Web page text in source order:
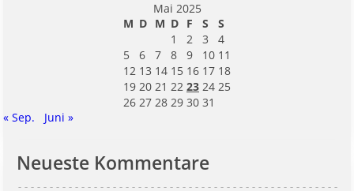
Mai 2025
M D M D F S
S
1
2 3
4
5
6 7 8 9 10 11
12 13 14 15 16 17 18
19 20 21 22 23 24 25
26 27 28 29 30 31
« Sep.
Juni »
Neueste Kommentare